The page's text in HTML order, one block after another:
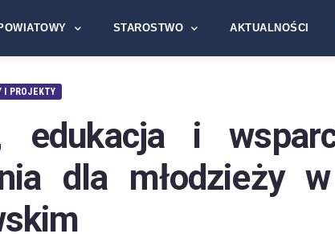
STAROSTWO AKTUALNOŚCI
I PROJEKTY
edukacja i
dla młodzieży